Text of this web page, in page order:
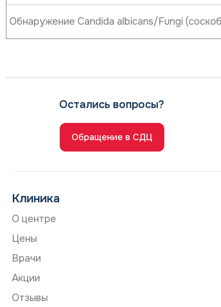
Обнаружение Candida albicans/Fungi
Остались вопросы?
Обращение в СДЦ
Клиника
О центре
Цены
Врачи
Акции
Отзывы